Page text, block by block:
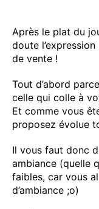
Après le plat du
doute
de vente !
Tout d’abord
celle qui colle à
Et comme vous
proposez évolue
Il vous faut donc
ambiance (quelle
faibles, car vous
d’ambiance ;o)